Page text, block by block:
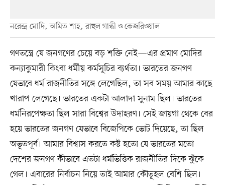
নরেন্দ্র মোদি, অমিত শাহ, রাহুল গান্ধী ও কেজরিওয়াল
গণতন্ত্রে যে জনগণের চেয়ে বড় শক্তি নেই—এর প্রমাণ মোদির
কন্যাকুমারী কিংবা ধর্মীয় কর্মসূচির ব্যর্থতা। ভারতের জনগণ
যেভাবে ধর্ম রাজনীতির সঙ্গে লেগেছিল, তা সব সময় আমার কাছে
খারাপ লেগেছে। ভারতের একটা আলাদা সুনাম ছিল। ভারতের
ধর্মনিরপেক্ষতা ছিল সারা বিশ্বের উদাহরণ। সেই জায়গা থেকে বের
হয়ে ভারতের জনগণ যেভাবে বিজেপিকে ভোট দিয়েছে, তা ছিল
অভূতপূর্ব। আমার বিশ্বাস করতে কষ্ট হতো যে ভারতের মতো
দেশের জনগণ কীভাবে এতটা ধর্মভিত্তিক রাজনীতির দিকে ঝুঁকে
গেল। এবারের নির্বাচন নিয়ে তাই আমার কৌতূহল বেশি ছিল।